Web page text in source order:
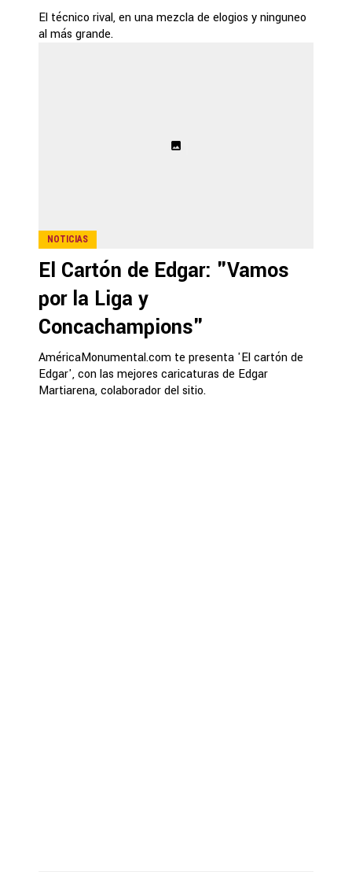
El técnico rival, en una mezcla de elogios y ninguneo
al más grande.
NOTICIAS
El Cartón de Edgar: "Vamos
por la Liga y
Concachampions"
AméricaMonumental.com te presenta 'El cartón de
Edgar', con las mejores caricaturas de Edgar
Martiarena, colaborador del sitio.